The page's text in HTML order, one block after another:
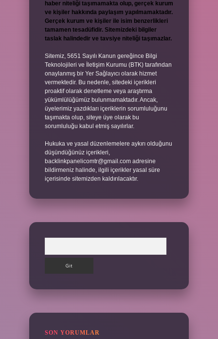
haber niteliği taşımamakta olup, gerçek kurum
ve kişiler hakkında paylaşım yapılmamaktadır.
Gerçek kurum ve kişiler ile isim benzerlikleri
tamamen tesadüfidir. Sitemizdeki bilgiler
taslak halindedir ve tavsiye niteliği taşımazlar.
Sitemiz, 5651 Sayılı Kanun gereğince Bilgi
Teknolojileri ve İletişim Kurumu (BTK) tarafından
onaylanmış bir Yer Sağlayıcı olarak hizmet
vermektedir. Bu nedenle, sitedeki içerikleri
proaktif olarak denetleme veya araştırma
yükümlülüğümüz bulunmamaktadır. Ancak,
üyelerimiz yazdıkları içeriklerin sorumluluğunu
taşımakta olup, siteye üye olarak bu
sorumluluğu kabul etmiş sayılırlar.
Hukuka ve yasal düzenlemelere aykırı olduğunu
düşündüğünüz içerikleri,
backlinkpanelicomtr@gmail.com adresine
bildirmeniz halinde, ilgili içerikler yasal süre
içerisinde sitemizden kaldırılacaktır.
SON YORUMLAR